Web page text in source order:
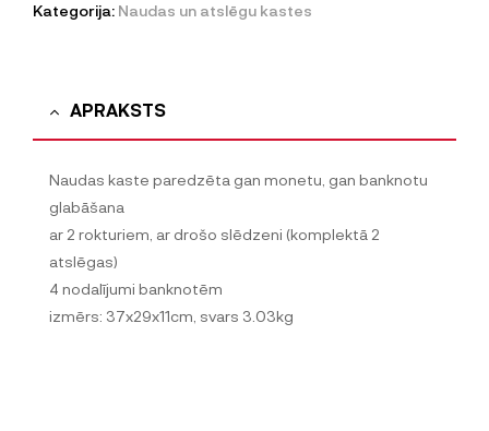
Kategorija: Naudas un atslēgu kastes
APRAKSTS
Naudas kaste paredzēta gan monetu, gan banknotu
glabāšana
ar 2 rokturiem, ar drošo slēdzeni (komplektā 2
atslēgas)
4 nodalījumi banknotēm
izmērs: 37x29x11cm, svars 3.03kg